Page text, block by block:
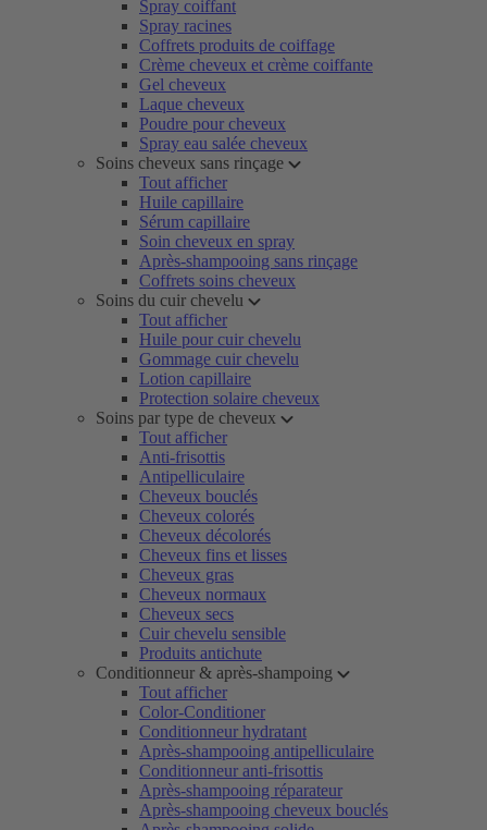
Spray coiffant
Spray racines
Coffrets produits de coiffage
Crème cheveux et crème coiffante
Gel cheveux
Laque cheveux
Poudre pour cheveux
Spray eau salée cheveux
Soins cheveux sans rinçage
Tout afficher
Huile capillaire
Sérum capillaire
Soin cheveux en spray
Après-shampooing sans rinçage
Coffrets soins cheveux
Soins du cuir chevelu
Tout afficher
Huile pour cuir chevelu
Gommage cuir chevelu
Lotion capillaire
Protection solaire cheveux
Soins par type de cheveux
Tout afficher
Anti-frisottis
Antipelliculaire
Cheveux bouclés
Cheveux colorés
Cheveux décolorés
Cheveux fins et lisses
Cheveux gras
Cheveux normaux
Cheveux secs
Cuir chevelu sensible
Produits antichute
Conditionneur & après-shampoing
Tout afficher
Color-Conditioner
Conditionneur hydratant
Après-shampooing antipelliculaire
Conditionneur anti-frisottis
Après-shampooing réparateur
Après-shampooing cheveux bouclés